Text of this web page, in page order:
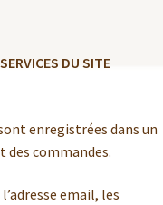
DU SITE
enregistrées dans un
des commandes.
email, les